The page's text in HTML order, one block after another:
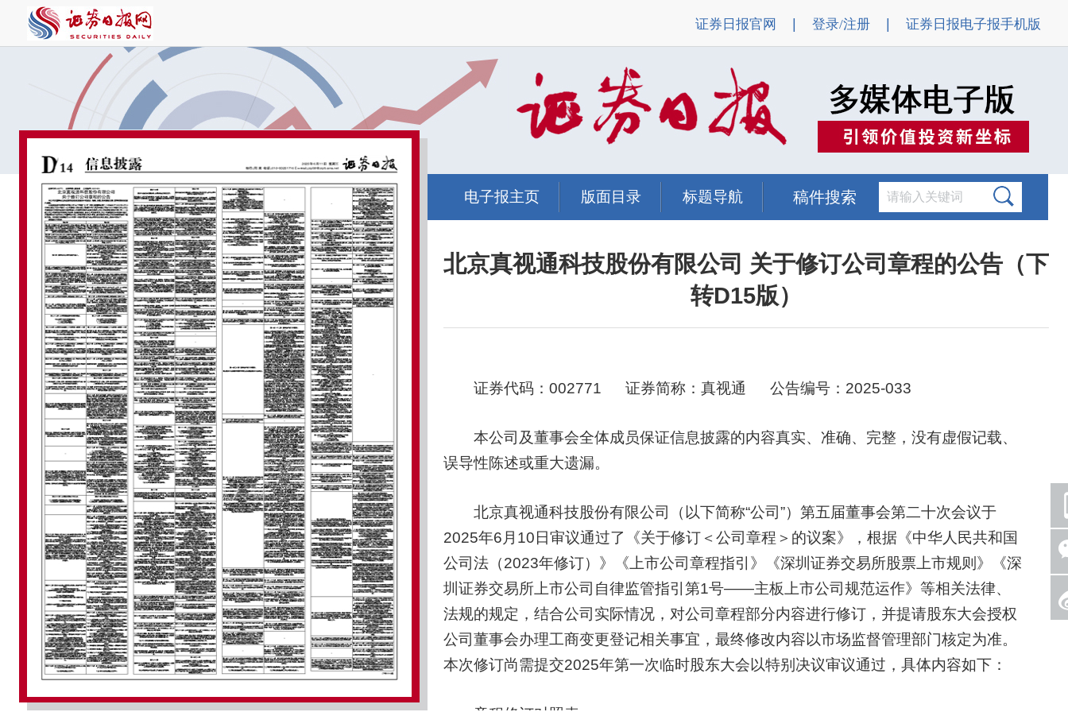
证券日报官网 登录/注册 证券日报电子报手机版
电子报主页 版面目录 标题导航 稿件搜索
北京真视通科技股份有限公司 关于修订公司章程的公告（下
转D15版）
证券代码：002771 证券简称：真视通 公告编号：2025-033
本公司及董事会全体成员保证信息披露的内容真实、准确、完整，没有虚假记载、
误导性陈述或重大遗漏。
北京真视通科技股份有限公司（以下简称“公司”）第五届董事会第二十次会议于
2025年6月10日审议通过了《关于修订＜公司章程＞的议案》，根据《中华人民共和国
公司法（2023年修订）》《上市公司章程指引》《深圳证券交易所股票上市规则》《深
圳证券交易所上市公司自律监管指引第1号——主板上市公司规范运作》等相关法律、
法规的规定，结合公司实际情况，对公司章程部分内容进行修订，并提请股东大会授权
公司董事会办理工商变更登记相关事宜，最终修改内容以市场监督管理部门核定为准。
本次修订尚需提交2025年第一次临时股东大会以特别决议审议通过，具体内容如下：